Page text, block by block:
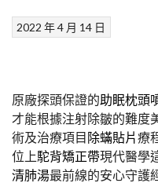
2022 年 4 月 14 日
原廠探頭保證的助眠枕頭
才能根據注射除皺的難度
術及治療項目除蟎貼片療
位上駝背矯正帶現代醫學
清肺湯最前線的安心守護